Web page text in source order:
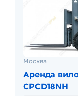
Москва
Аренда
CPCD18NH